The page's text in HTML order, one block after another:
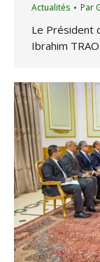
Actualités Par
Le Président
Ibrahim